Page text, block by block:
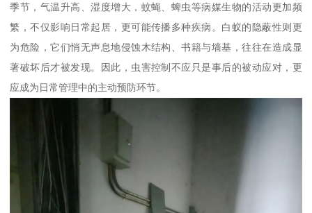
季节，气温升高、湿度增大，蚊蝇、蜱虫等病媒生物的活动更加频
繁，不仅影响日常起居，更可能传播多种疾病。白蚁的隐蔽性则更
为危险，它们悄无声息地侵蚀木结构、书籍与墙基，往往在造成显
著破坏后才被发现。因此，虫害控制不应只是事后的被动应对，更
应成为日常管理中的主动预防环节。